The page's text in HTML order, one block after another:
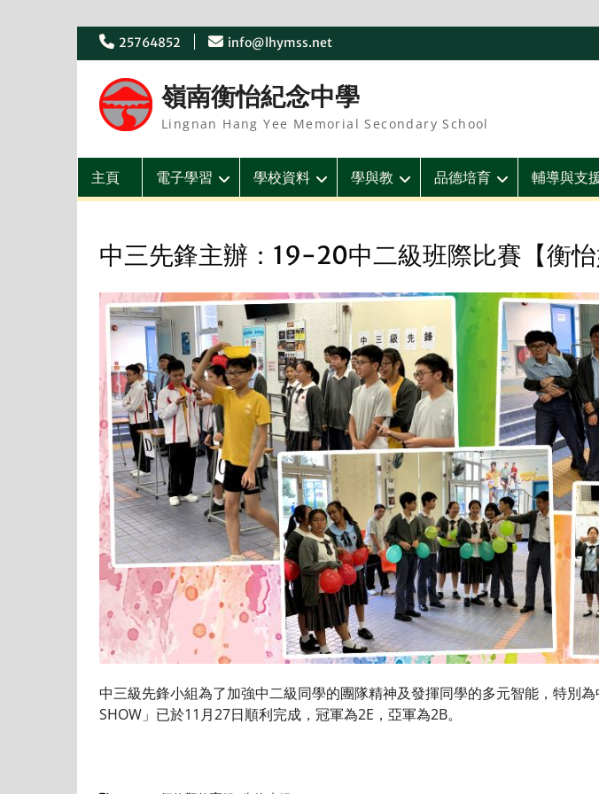
Skip
25764852
info@lhymss.net
嶺南衡怡紀念中學
Lingnan Hang Yee Memorial Secondary School
主頁 電子學習 學校資料 學與教 品德培育 輔導與支
中三先鋒主辦：19-20中二級班際比賽【衡怡
中三級先鋒小組為了加強中二級同學的團隊精神及發揮同學的多元智能，特別
SHOW」已於11月27日順利完成，冠軍為2E，亞軍為2B。